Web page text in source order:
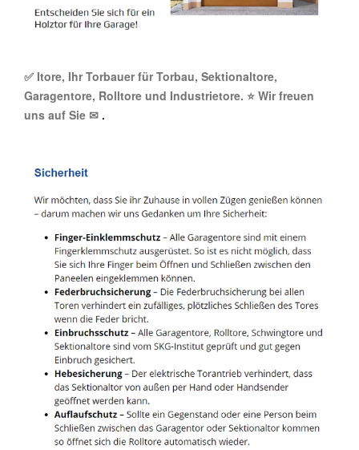
✅ Itore, Ihr Torbauer für Torbau, Sektionaltore,
Garagentore, Rolltore und Industrietore. ⭐ Wir freuen
uns auf Sie ✉ .